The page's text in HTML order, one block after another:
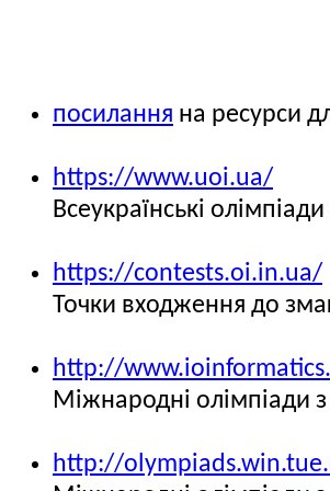
посилання на ресурси
https://www.uoi.ua/
Всеукраїнські
https://contests.oi.in.ua/
Точки входження до
http://
Міжнародні олімпіади
http://